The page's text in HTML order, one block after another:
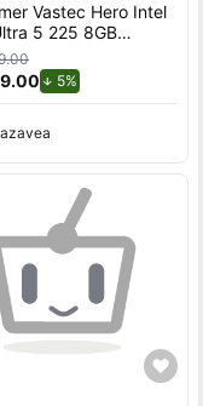
Vastec Hero Intel
5 225 8GB
SSD RTX 3050 6GB
5%de descuento.